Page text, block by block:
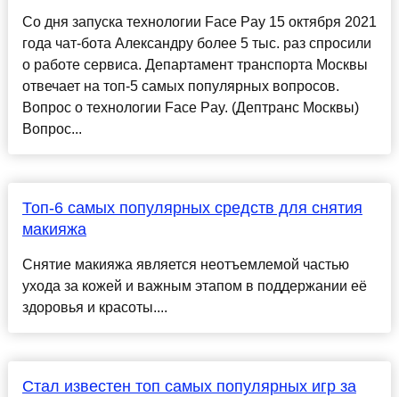
Cо дня запуска технологии Face Pay 15 октября 2021
года чат-бота Александру более 5 тыс. раз спросили
о работе сервиса. Департамент транспорта Москвы
отвечает на топ-5 самых популярных вопросов.
Вопрос о технологии Face Pay. (Дептранс Москвы)
Вопрос...
Топ-6 самых популярных средств для снятия
макияжа
Снятие макияжа является неотъемлемой частью
ухода за кожей и важным этапом в поддержании её
здоровья и красоты....
Стал известен топ самых популярных игр за